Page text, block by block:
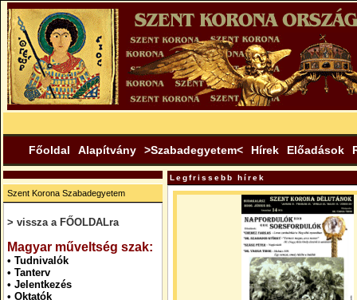
Főoldal Alapítvány >Szabadegyetem< Hírek Előadások
Szent Korona Szabadegyetem
> vissza a FŐOLDALra
Magyar műveltség szak:
• Tudnivalók
• Tanterv
• Jelentkezés
• Oktatók
Legfrissebb hírek